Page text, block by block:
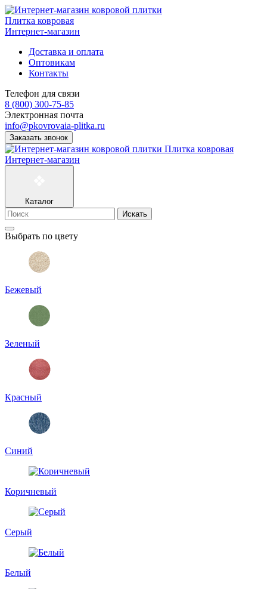
Плитка ковровая
Интернет-магазин
Доставка и оплата
Оптовикам
Контакты
Телефон для связи
8 (800) 300-75-85
Электронная почта
info@pkovrovaia-plitka.ru
Заказать звонок
Плитка ковровая
Интернет-магазин
Каталог
Искать
Выбрать по цвету
Бежевый
Зеленый
Красный
Синий
Коричневый
Серый
Белый